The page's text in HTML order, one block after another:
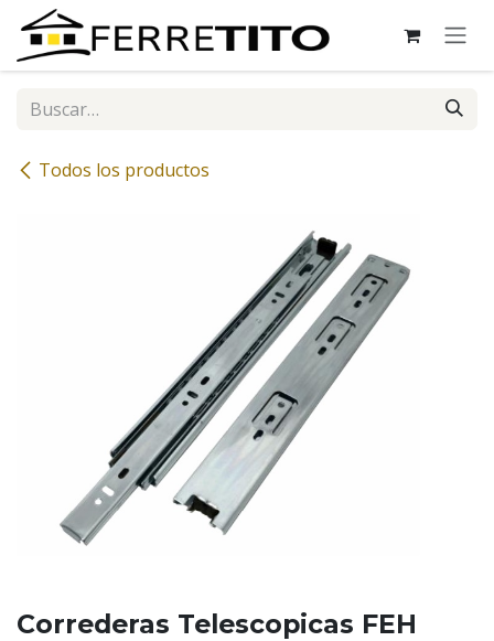
Ir al contenido
Todos los productos
Correderas Telescopicas FEH